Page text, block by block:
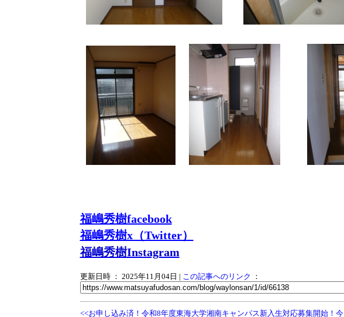
福嶋秀樹facebook
福嶋秀樹x（Twitter）
福嶋秀樹Instagram
更新日時 ： 2025年11月04日 | この記事へのリンク ：
<<お申し込み済！令和8年度東海大学湘南キャンパス新入生対応募集開始！